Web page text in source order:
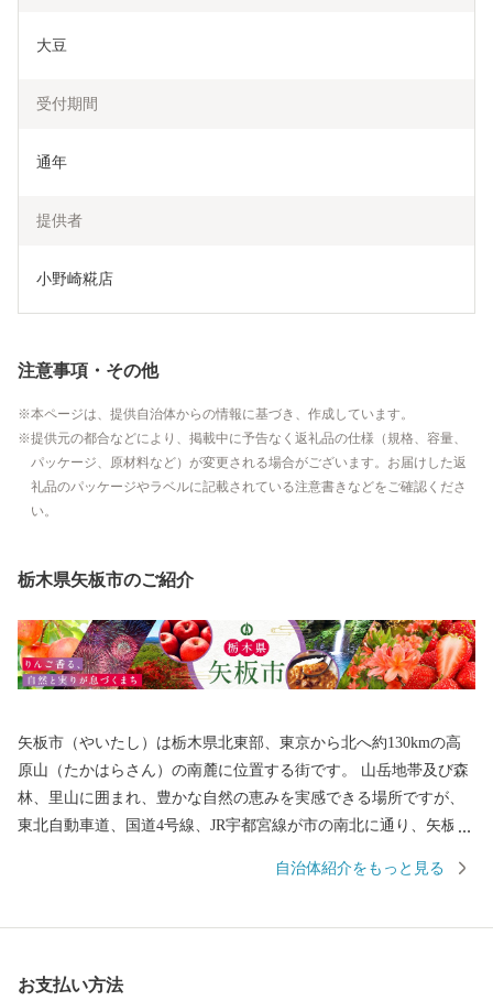
大豆
受付期間
通年
提供者
小野崎糀店
注意事項・その他
本ページは、提供自治体からの情報に基づき、作成しています。
提供元の都合などにより、掲載中に予告なく返礼品の仕様（規格、容量、
パッケージ、原材料など）が変更される場合がございます。お届けした返
礼品のパッケージやラベルに記載されている注意書きなどをご確認くださ
い。
栃木県矢板市のご紹介
矢板市（やいたし）は栃木県北東部、東京から北へ約130kmの高
原山（たかはらさん）の南麓に位置する街です。 山岳地帯及び森
林、里山に囲まれ、豊かな自然の恵みを実感できる場所ですが、
東北自動車道、国道4号線、JR宇都宮線が市の南北に通り、矢板駅
す。 矢板市のシンボルでもある高原山には県民の森や八方ヶ原が
むことができます。 全国的に有名な観光地である日光や那須高
自治体紹介をもっと見る
お支払い方法